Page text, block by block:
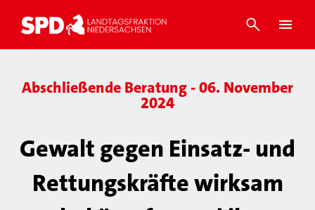
Abschließende Beratung - 06. November
2024
Gewalt gegen Einsatz- und
Rettungskräfte wirksam